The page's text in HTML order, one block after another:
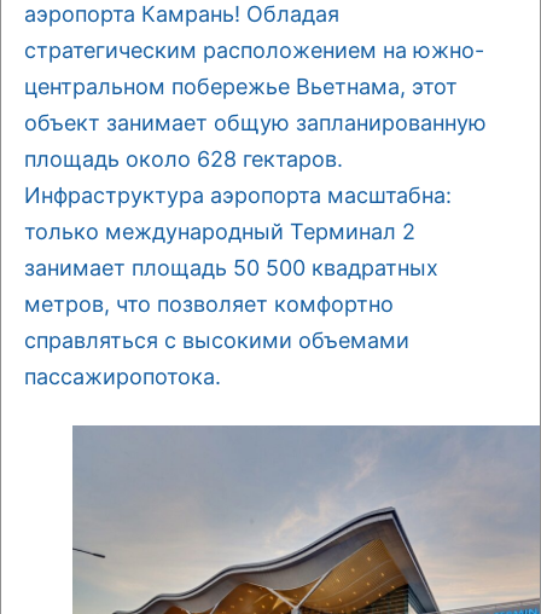
аэропорта Камрань! Обладая
стратегическим расположением на южно-
центральном побережье Вьетнама, этот
объект занимает общую запланированную
площадь около 628 гектаров.
Инфраструктура аэропорта масштабна:
только международный Терминал 2
занимает площадь 50 500 квадратных
метров, что позволяет комфортно
справляться с высокими объемами
пассажиропотока.